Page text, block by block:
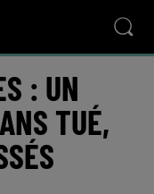
: UN
TUÉ,